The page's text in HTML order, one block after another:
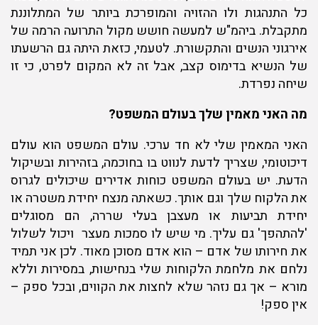
כל התנהגות ולו ההזויה והמופרכת ביותר של המתלוננת
מתקבלת. ביהמ"ש למעשה חושש מקול התרועה הרמה של
אירגוני הנשים והתקשורת. לטעמי, כזאת היתה גם הרשעתו
של הנשיא בדימוס קצב, אבל זה לא המקום לפרט, כי זו
שיחה נפרדת.
מה האני מאמין שלך בעולם המשפט?
האני המאמין שלי לא חד ערכי. עולם המשפט הוא עולם
דיכוטומי, שצריך לדעת לנווט בו בחוכמה, בזהירות ובשיקול
הדעת. יש בעולם המשפט כוחות אדירים שיכולים לגרוס
את הלקוח שלך וגם אותך. כשאתה מנצח יחידת משטרה או
יחידת תביעות או מעצבן בעלי שררה, הם מסוגלים
'להתהפך' גם עליך. מי שיש לו סמכות מעצר ויכול לשלול
את חירותו של אדם – הוא אדם מסוכן מאוד. לכן אני תמיד
נלחם את מלחמת הלקוחות שלי בנחישות, במסירות וללא
מורא – אך גם נזהר שלא לחצות את הקווים, ובכל ספק –
אין ספק!